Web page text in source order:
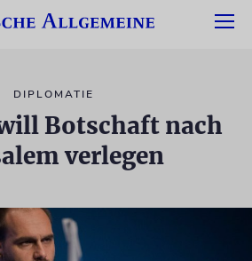
DIPLOMATIE
Botschaft nach
verlegen